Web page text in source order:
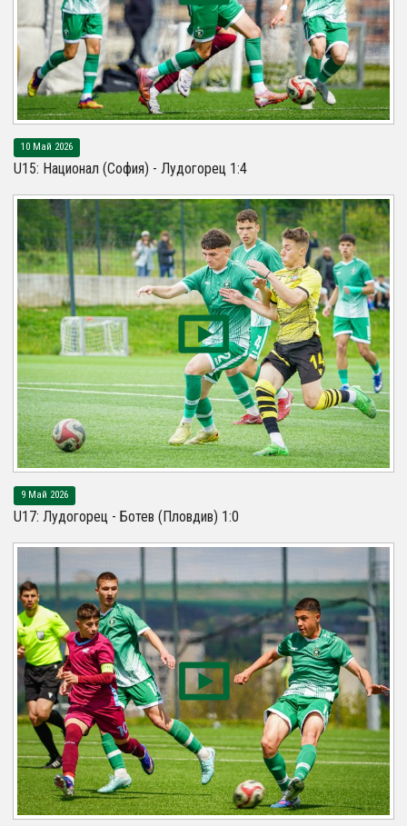
10 Май 2026
U15: Национал (София) - Лудогорец 1:4
9 Май 2026
U17: Лудогорец - Ботев (Пловдив) 1:0